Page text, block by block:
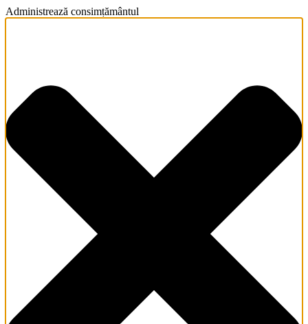
Administrează consimțământul